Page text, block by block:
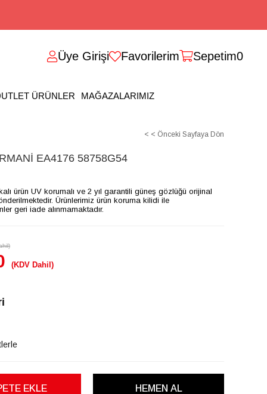
Üye Girişi Favorilerim Sepetim0
ÜRÜNLER MAĞAZALARIMIZ
< < Önceki Sayfaya Dön
EA4176 58758G54
ürün UV korumalı ve 2 yıl garantili güneş gözlüğü orijinal
Ürünlerimiz ürün koruma kilidi ile
geri iade alınmamaktadır.
(KDV Dahil)